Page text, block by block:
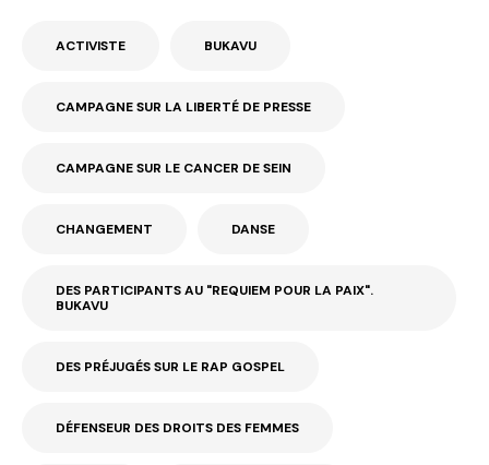
ACTIVISTE BUKAVU
CAMPAGNE SUR LA LIBERTÉ DE PRESSE
CAMPAGNE SUR LE CANCER DE SEIN
CHANGEMENT DANSE
DES PARTICIPANTS AU "REQUIEM POUR LA PAIX".
BUKAVU
DES PRÉJUGÉS SUR LE RAP GOSPEL
DÉFENSEUR DES DROITS DES FEMMES